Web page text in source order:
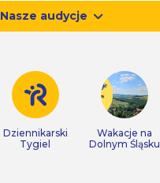
Nasze audycje
Dziennikarski
Tygiel
Wakacje na
Dolnym Śląsku